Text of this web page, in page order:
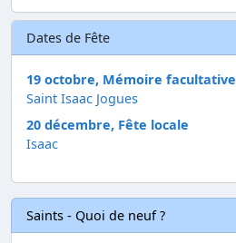
Dates de Fête
19 octobre, Mémoire facultative
Saint Isaac Jogues
20 décembre, Fête locale
Isaac
Saints - Quoi de neuf ?